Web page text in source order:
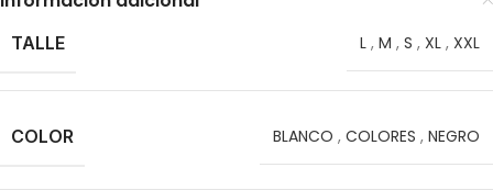
TALLE L , M , S , XL , XXL
COLOR BLANCO , COLORES , NEGRO